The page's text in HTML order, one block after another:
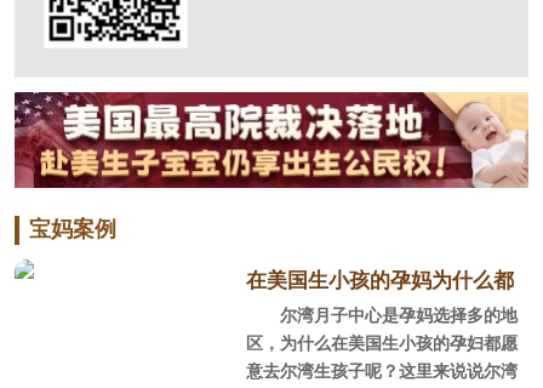
宝妈案例
在美国生小孩的孕妈为什么都
选尔湾？
尔湾月子中心是孕妈选择多的地
区，为什么在美国生小孩的孕妇都愿
意去尔湾生孩子呢？这里来说说尔湾